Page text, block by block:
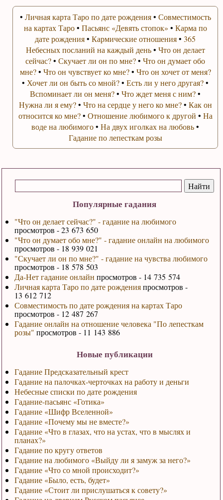
Популярные гадания
"Что он делает сейчас?" - гадание на любимого
просмотров - 23 673 650
"Что он думает обо мне?" - гадание онлайн на любимого
просмотров - 18 939 021
"Скучает ли он по мне?" - гадание на чувства любимого
просмотров - 18 578 503
Да-Нет гадание онлайн просмотров - 14 735 574
Личная карта Таро по дате рожденияпросмотров -
13 612 712
Совместимость по дате рождения на картах Таро
просмотров - 12 487 267
Гадание онлайн на отношение человека "По лепесткам
розы" просмотров - 11 143 886
Новые публикации
Гадание Предсказательный крест
Гадание на палочках-черточках на работу и деньги
Небесные списки по дате рождения
Гадание-пасьянс «Готика»
Гадание «Шифр Вселенной»
Гадание «Почему мы не вместе?»
Гадание «Что в глазах, что на устах, что в мыслях и
планах?»
Гадание по кругу ответов
Гадание на любимого «Выйду ли я замуж за него?»
Гадание «Что со мной происходит?»
Гадание «Было, есть, будет»
Гадание «Стоит ли прислушаться к совету?»
• Личная карта Таро по дате рождения• Совместимость
на картах Таро• Пасьянс «Девять стопок» • Карма по
дате рождения•Кармические отношения•365
Небесных посланий на каждый день• Что он делает
сейчас?•Скучает ли он по мне?•Что он думает обо
мне?• Что он чувствует ко мне?• Что он хочет от меня?
• Хочет ли он быть со мной?•Есть ли у него другая?•
Вспоминает ли он меня?•Что ждет меня с ним?•
Нужна ли я ему?• Что на сердце у него ко мне?• Как он
относится ко мне?• Отношение любимого к другой • На
воде на любимого•На двух иголках на любовь•
Гадание по лепесткам розы